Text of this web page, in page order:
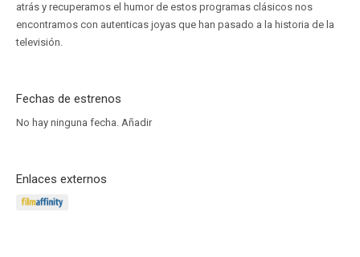
atrás y recuperamos el humor de estos programas clásicos nos
encontramos con autenticas joyas que han pasado a la historia de la
televisión.
Fechas de estrenos
No hay ninguna fecha. Añadir
Enlaces externos